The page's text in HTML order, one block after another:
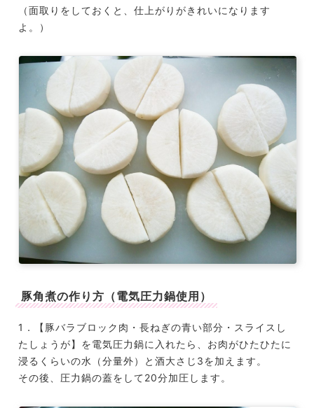
（面取りをしておくと、仕上がりがきれいになります
よ。）
豚角煮の作り方（電気圧力鍋使用）
1．【豚バラブロック肉・長ねぎの青い部分・スライスし
たしょうが】を電気圧力鍋に入れたら、お肉がひたひたに
浸るくらいの水（分量外）と酒大さじ3を加えます。
その後、圧力鍋の蓋をして20分加圧します。